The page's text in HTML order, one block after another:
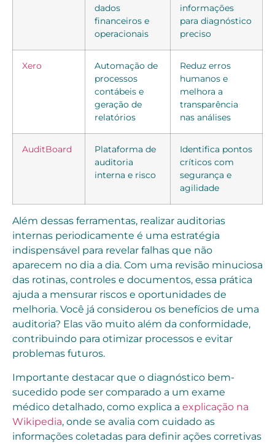
dados
financeiros e
operacionais
informações
para diagnóstico
preciso
Xero
Automação de
processos
contábeis e
geração de
relatórios
Reduz erros
humanos e
melhora a
transparência
nas análises
AuditBoard
Plataforma de
auditoria
interna e risco
Identifica pontos
críticos com
segurança e
agilidade
Além dessas ferramentas, realizar auditorias
internas periodicamente é uma estratégia
indispensável para revelar falhas que não
aparecem no dia a dia. Com uma revisão minuciosa
das rotinas, controles e documentos, essa prática
ajuda a mensurar riscos e oportunidades de
melhoria. Você já considerou os benefícios de uma
auditoria? Elas vão muito além da conformidade,
contribuindo para otimizar processos e evitar
problemas futuros.
Importante destacar que o diagnóstico bem-
sucedido pode ser comparado a um exame
médico detalhado, como explica a explicação na
Wikipedia, onde se avalia com cuidado as
informações coletadas para definir ações corretivas